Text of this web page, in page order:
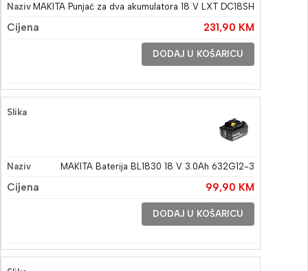
MAKITA Punjač za dva akumulatora 18 V LXT DC18SH
231,90 KM
DODAJ U KOŠARICU
MAKITA Baterija BL1830 18 V 3.0Ah 632G12-3
99,90 KM
DODAJ U KOŠARICU